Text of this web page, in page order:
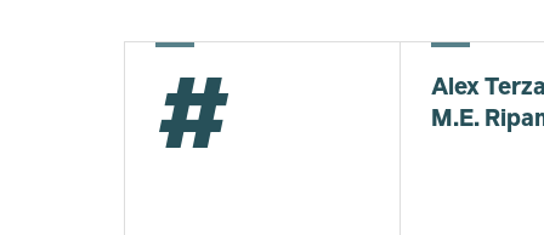
#
Alex
M.E.